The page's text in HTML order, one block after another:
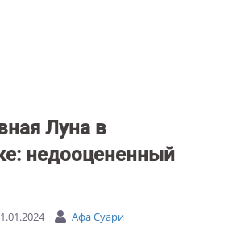
Луна в
недооцененный
Афа Суари